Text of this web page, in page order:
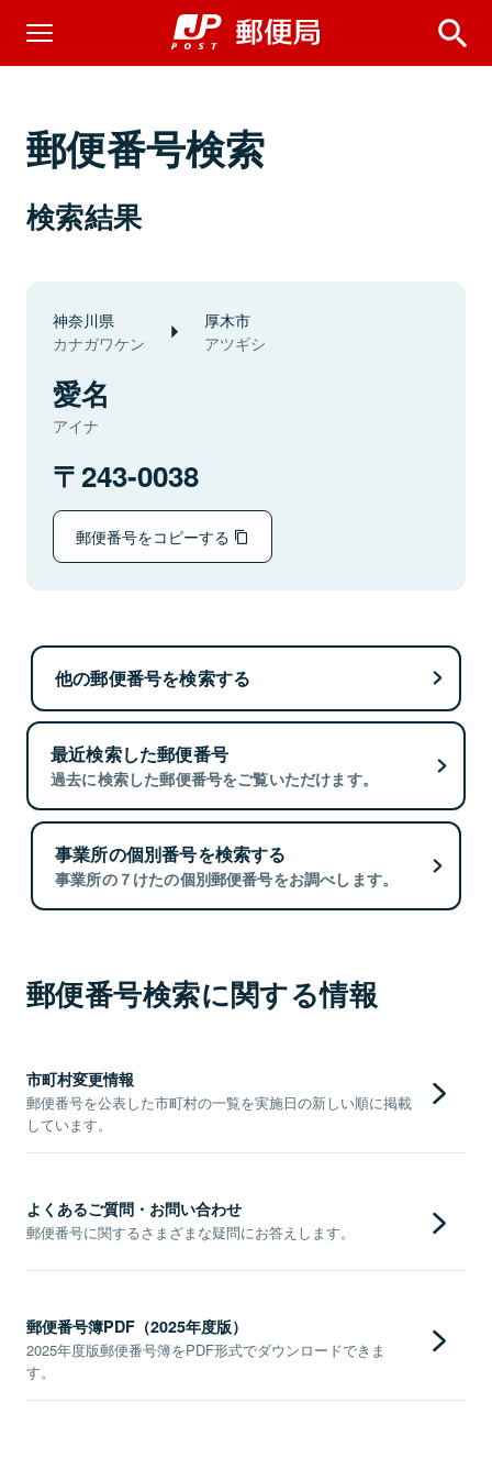
郵便番号検索
検索結果
神奈川県
カナガワケン
厚木市
アツギシ
愛名
アイナ
243-0038
郵便番号をコピーする
他の郵便番号を検索する
最近検索した郵便番号
過去に検索した郵便番号をご覧いただけます。
事業所の個別番号を検索する
事業所の７けたの個別郵便番号をお調べします。
郵便番号検索に関する情報
市町村変更情報
郵便番号を公表した市町村の一覧を実施日の新しい順に掲載
しています。
よくあるご質問・お問い合わせ
郵便番号に関するさまざまな疑問にお答えします。
郵便番号簿PDF（2025年度版）
2025年度版郵便番号簿をPDF形式でダウンロードできま
す。